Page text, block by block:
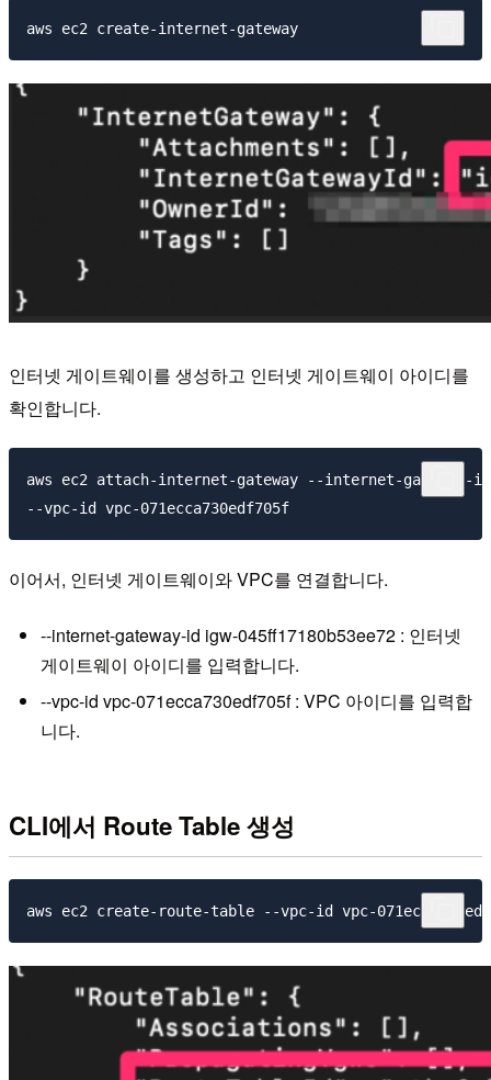
인터넷 게이트웨이를 생성하고 인터넷 게이트웨이 아이디를
확인합니다.
aws ec2 attach-internet-gateway --internet-gateway-id
이어서, 인터넷 게이트웨이와 VPC를 연결합니다.
--internet-gateway-id igw-045ff17180b53ee72 : 인터넷
게이트웨이 아이디를 입력합니다.
--vpc-id vpc-071ecca730edf705f : VPC 아이디를 입력합
니다.
CLI에서 Route Table 생성